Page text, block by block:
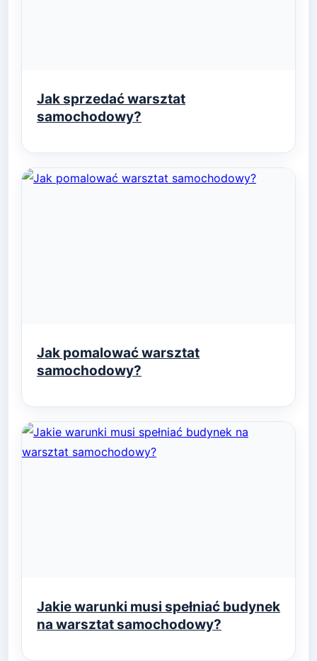
Jak sprzedać warsztat
samochodowy?
Jak pomalować warsztat
samochodowy?
Jakie warunki musi spełniać budynek
na warsztat samochodowy?